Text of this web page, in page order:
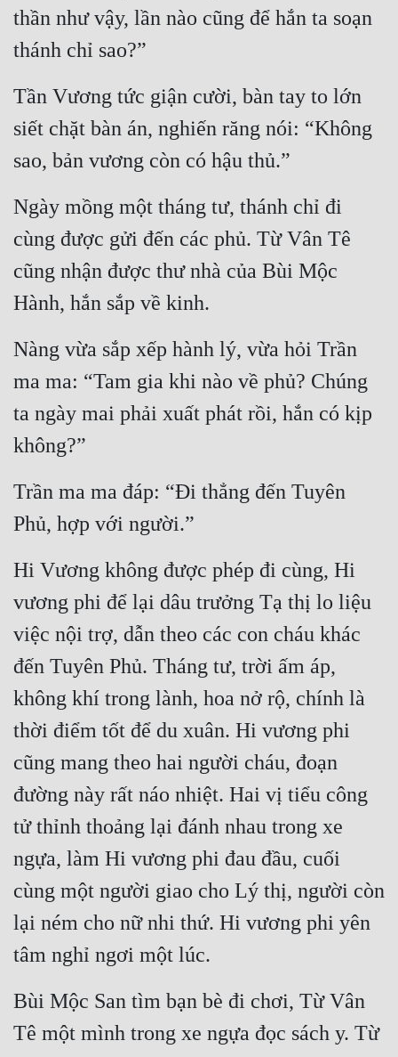
Khoa Huyễn Không Gian
Kinh Dị
Làm Giàu
Mưu Mô
Mỹ Thực
Ngược
Phương Tây
Phản Phái
Quan Trường
Sảng Văn
Sắc
Sủng
Thanh Xuân
Tiên Hiệp
Tiểu Thuyết
Trinh Thám
Trùng Sinh
Trọng Sinh
thần như vậy, lần nào cũng để hắn ta soạn
thánh chỉ sao?”
Tần Vương tức giận cười, bàn tay to lớn
siết chặt bàn án, nghiến răng nói: “Không
sao, bản vương còn có hậu thủ.”
Ngày mồng một tháng tư, thánh chỉ đi
cùng được gửi đến các phủ. Từ Vân Tê
cũng nhận được thư nhà của Bùi Mộc
Hành, hắn sắp về kinh.
Nàng vừa sắp xếp hành lý, vừa hỏi Trần
ma ma: “Tam gia khi nào về phủ? Chúng
ta ngày mai phải xuất phát rồi, hắn có kịp
không?”
Trần ma ma đáp: “Đi thẳng đến Tuyên
Phủ, hợp với người.”
Hi Vương không được phép đi cùng, Hi
vương phi để lại dâu trưởng Tạ thị lo liệu
việc nội trợ, dẫn theo các con cháu khác
đến Tuyên Phủ. Tháng tư, trời ấm áp,
không khí trong lành, hoa nở rộ, chính là
thời điểm tốt để du xuân. Hi vương phi
cũng mang theo hai người cháu, đoạn
đường này rất náo nhiệt. Hai vị tiểu công
tử thỉnh thoảng lại đánh nhau trong xe
ngựa, làm Hi vương phi đau đầu, cuối
cùng một người giao cho Lý thị, người còn
lại ném cho nữ nhi thứ. Hi vương phi yên
tâm nghỉ ngơi một lúc.
Bùi Mộc San tìm bạn bè đi chơi, Từ Vân
Tê một mình trong xe ngựa đọc sách y. Từ